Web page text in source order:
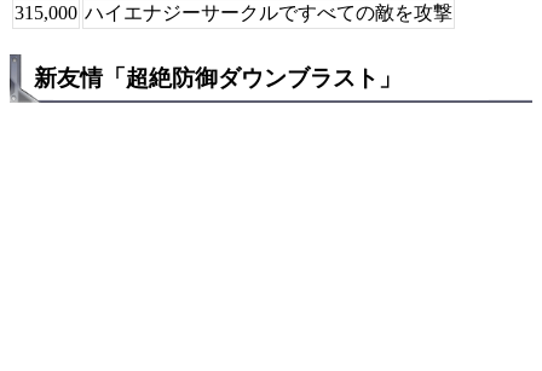
315,000 ハイエナジーサークルですべての敵を攻撃
新友情「超絶防御ダウンブラスト」